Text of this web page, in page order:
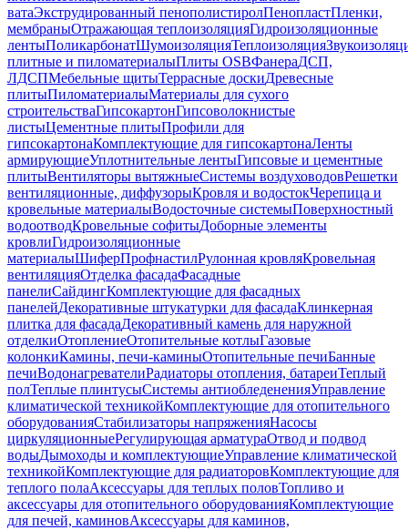
ватаЭкструдированный пенополистиролПенопластПленки,
мембраныОтражающая теплоизоляцияГидроизоляционные
лентыПоликарбонатШумоизоляцияТеплоизоляция
плитные и пиломатериалыПлиты OSBФанераДСП,
ЛДСПМебельные щитыТеррасные доскиДревесные
плитыПиломатериалыМатериалы для сухого
строительстваГипсокартонГипсоволокнистые
листыЦементные плитыПрофили для
гипсокартонаКомплектующие для гипсокартонаЛенты
армирующиеУплотнительные лентыГипсовые и цементные
плитыВентиляторы вытяжныеСистемы воздуховодовРешетки
вентиляционные, диффузорыКровля и водостокЧерепица и
кровельные материалыВодосточные системыПоверхностный
водоотводКровельные софитыДоборные элементы
кровлиГидроизоляционные
материалыШиферПрофнастилРулонная кровляКровельная
вентиляцияОтделка фасадаФасадные
панелиСайдингКомплектующие для фасадных
панелейДекоративные штукатурки для фасадаКлинкерная
плитка для фасадаДекоративный камень для наружной
отделкиОтоплениеОтопительные котлыГазовые
колонкиКамины, печи-каминыОтопительные печиБанные
печиВодонагревателиРадиаторы отопления, батареиТеплый
полТеплые плинтусыСистемы антиобледененияУправление
климатической техникойКомплектующие для отопительного
оборудованияСтабилизаторы напряженияНасосы
циркуляционныеРегулирующая арматураОтвод и подвод
водыДымоходы и комплектующиеУправление климатической
техникойКомплектующие для радиаторовКомплектующие для
теплого полаАксессуары для теплых половТопливо и
аксессуары для отопительного оборудованияКомплектующие
для печей, каминовАксессуары для каминов,